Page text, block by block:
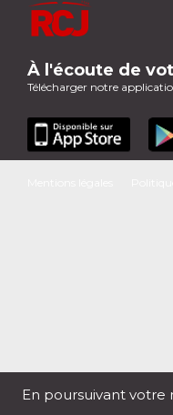
À l'écoute de
Télécharger notre
En poursuivant votre